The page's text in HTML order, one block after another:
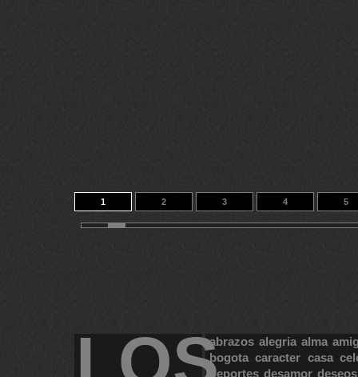
1 2 3 4 5
11 12 13 14 17
LOSabrazos alegria alma
bogota caracter casa
deportes desamor deseos